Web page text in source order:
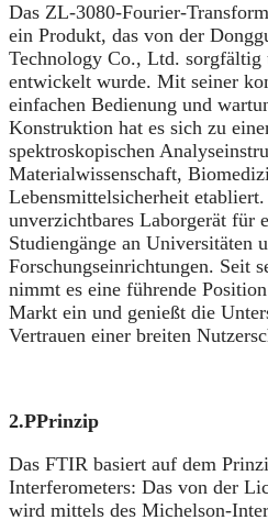
Das ZL-3080-Fourier-
ein Produkt, das von der
Technology Co., Ltd. sorgfältig
entwickelt wurde. Mit seiner
einfachen Bedienung und
Konstruktion hat es sich zu
spektroskopischen
Materialwissenschaft,
Lebensmittelsicherheit
unverzichtbares Laborgerät für
Studiengänge an Universitäten
Forschungseinrichtungen. Seit
nimmt es eine führende
Markt ein und genießt die
Vertrauen einer breiten
2.PPrinzip
Das FTIR basiert auf dem
Interferometers: Das von der
wird mittels des Michelson-